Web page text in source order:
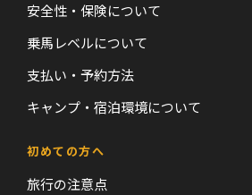
安全性・保険について
乗馬レベルについて
支払い・予約方法
キャンプ・宿泊環境について
初めての方へ
旅行の注意点